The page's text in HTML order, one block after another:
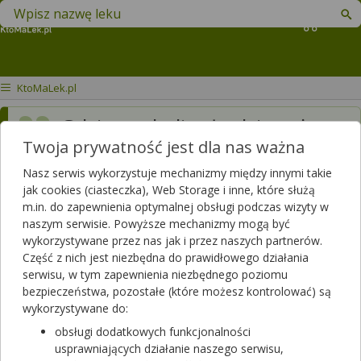
Koszyk
Znajdź lek w swojej okolicy
KtoMaLek.pl
Gdzie w okolicy Łodzi można
otrzymaćplastryestalis
Dotyczy ulotkiEstalis
Dotyczy:Kobieta, 60 lat
Zobacz, która apteka w Twoim mieście ma lek
Twoja prywatność jest dla nas ważna
Nasz serwis wykorzystuje mechanizmy między innymi takie
jak cookies (ciasteczka), Web Storage i inne, które służą
m.in. do zapewnienia optymalnej obsługi podczas wizyty w
naszym serwisie. Powyższe mechanizmy mogą być
wykorzystywane przez nas jak i przez naszych partnerów.
Część z nich jest niezbędna do prawidłowego działania
serwisu, w tym zapewnienia niezbędnego poziomu
bezpieczeństwa, pozostałe (które możesz kontrolować) są
wykorzystywane do:
obsługi dodatkowych funkcjonalności
usprawniających działanie naszego serwisu,